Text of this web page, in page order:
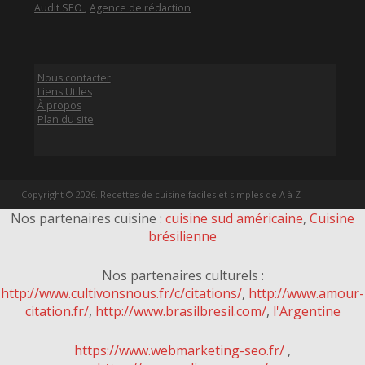
Audit SEO ,Agence de rédaction
Nous contacter
Liens Utiles
À propos
Plan du site
Copyright © 2026. Recettes de cuisine faciles et simples de A à Z
Nos partenaires cuisine : cuisine sud américaine, Cuisine
brésilienne
Nos partenaires culturels :
http://www.cultivonsnous.fr/c/citations/, http://www.amour-
citation.fr/, http://www.brasilbresil.com/, l'Argentine
https://www.webmarketing-seo.fr/ ,